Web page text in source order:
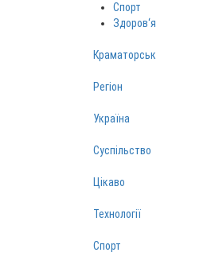
Спорт
Здоров‘я
Краматорськ
Регіон
Україна
Суспільство
Цікаво
Технології
Спорт